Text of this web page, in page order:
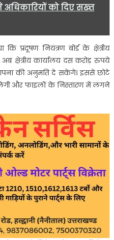
को दिए सख्त
प्रदूषण नियंत्रण बोर्ड के क्षेत्रीय
क्षेत्रीय कार्यालय दस करोड़ रुपये
की अनुमति दे सकेंगे। इससे छोटे
और फाइलों के निस्तारण में लगने